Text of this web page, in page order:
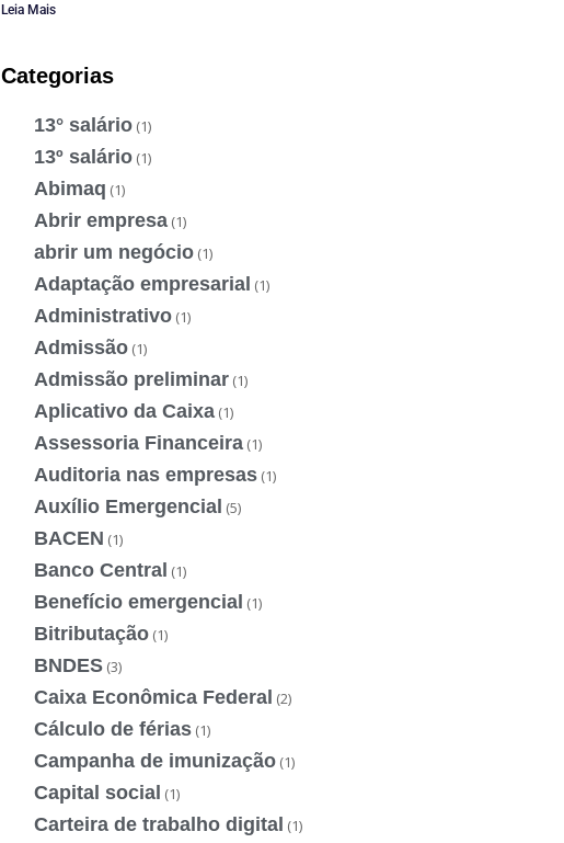
Leia Mais
Categorias
13° salário (1)
13º salário (1)
Abimaq (1)
Abrir empresa (1)
abrir um negócio (1)
Adaptação empresarial (1)
Administrativo (1)
Admissão (1)
Admissão preliminar (1)
Aplicativo da Caixa (1)
Assessoria Financeira (1)
Auditoria nas empresas (1)
Auxílio Emergencial (5)
BACEN (1)
Banco Central (1)
Benefício emergencial (1)
Bitributação (1)
BNDES (3)
Caixa Econômica Federal (2)
Cálculo de férias (1)
Campanha de imunização (1)
Capital social (1)
Carteira de trabalho digital (1)